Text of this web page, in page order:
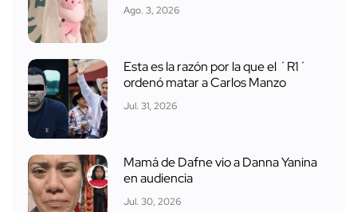
Ago. 3, 2026
Esta es la razón por la que el ´R1´
ordenó matar a Carlos Manzo
Jul. 31, 2026
Mamá de Dafne vio a Danna Yanina
en audiencia
Jul. 30, 2026